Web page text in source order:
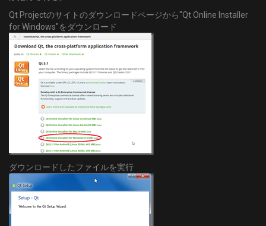
Qt Projectのサイトのダウンロードページから"Qt Online Installer
for Windows"をダウンロード
ダウンロードしたファイルを実行